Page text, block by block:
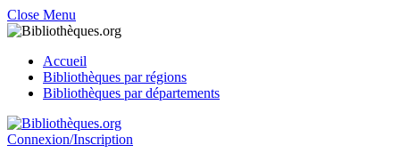
Close Menu
Accueil
Bibliothèques par régions
Bibliothèques par départements
Connexion/Inscription